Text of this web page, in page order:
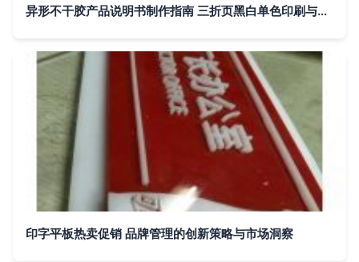
异形不干胶产品说明书制作指南 三折页黑白单色印刷与工厂品牌管理
印字平板热卖促销 品牌管理的创新策略与市场洞察